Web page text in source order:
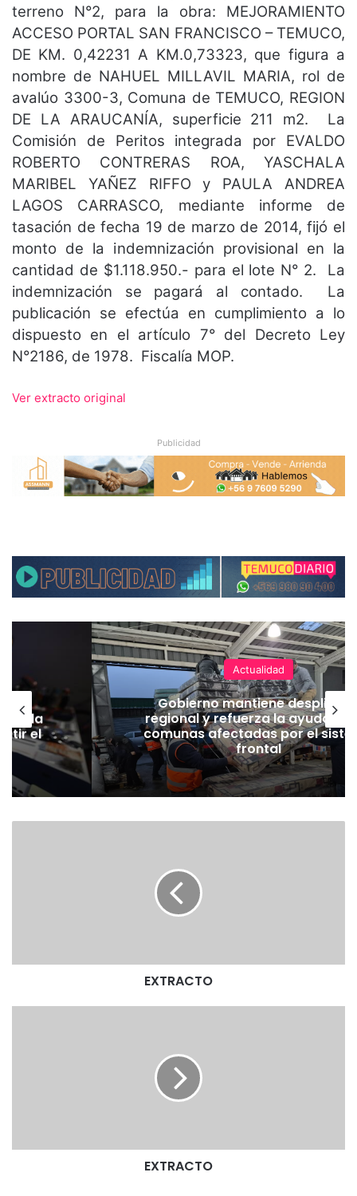
terreno N°2, para la obra: MEJORAMIENTO
ACCESO PORTAL SAN FRANCISCO – TEMUCO,
DE KM. 0,42231 A KM.0,73323, que figura a
nombre de NAHUEL MILLAVIL MARIA, rol de
avalúo 3300-3, Comuna de TEMUCO, REGION
DE LA ARAUCANÍA, superficie 211 m2. La
Comisión de Peritos integrada por EVALDO
ROBERTO CONTRERAS ROA, YASCHALA
MARIBEL YAÑEZ RIFFO y PAULA ANDREA
LAGOS CARRASCO, mediante informe de
tasación de fecha 19 de marzo de 2014, fijó el
monto de la indemnización provisional en la
cantidad de $1.118.950.- para el lote N° 2. La
indemnización se pagará al contado. La
publicación se efectúa en cumplimiento a lo
dispuesto en el artículo 7° del Decreto Ley
N°2186, de 1978. Fiscalía MOP.
Ver extracto original
Publicidad
la
el
Actualidad
Gobierno mantiene
regional y refuerza la ayuda en
comunas afectadas por el
frontal
EXTRACTO
EXTRACTO